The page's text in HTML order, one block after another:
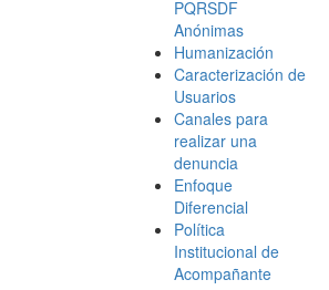
PQRSDF
Anónimas
Humanización
Caracterización de
Usuarios
Canales para
realizar una
denuncia
Enfoque
Diferencial
Política
Institucional de
Acompañante